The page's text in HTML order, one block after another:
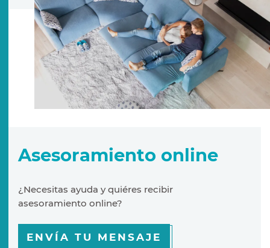
Asesoramiento online
¿Necesitas ayuda y quiéres recibir
asesoramiento online?
ENVÍA TU MENSAJE